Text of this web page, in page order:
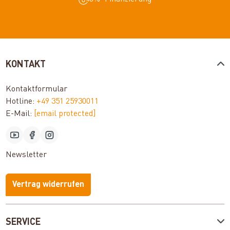
SERVICE
KONTAKT
Kontaktformular
Hotline: +49 351 25930011
E-Mail:
[email protected]
Newsletter
Vertrag widerrufen